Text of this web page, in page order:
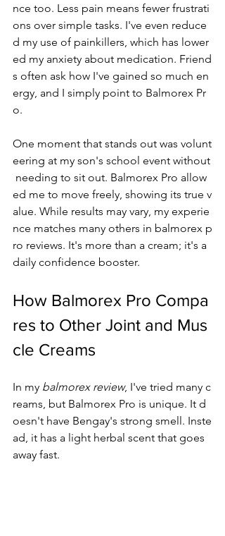
nce too. Less pain means fewer frustrati
ons over simple tasks. I've even reduce
d my use of painkillers, which has lower
ed my anxiety about medication. Friend
s often ask how I've gained so much en
ergy, and I simply point to Balmorex Pr
o.
One moment that stands out was volunt
eering at my son's school event without
needing to sit out. Balmorex Pro allow
ed me to move freely, showing its true v
alue. While results may vary, my experie
nce matches many others in balmorex p
ro reviews. It's more than a cream; it's a
daily confidence booster.
How Balmorex Pro Compa
res to Other Joint and Mus
cle Creams
In my balmorex review, I've tried many c
reams, but Balmorex Pro is unique. It d
oesn't have Bengay's strong smell. Inste
ad, it has a light herbal scent that goes
away fast.